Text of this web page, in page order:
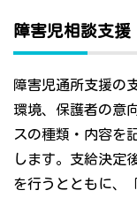
障害児相談支援
障害児通所支援の
環境、保護者の意
スの種類・内容を
します。支給決定
を行うとともに、